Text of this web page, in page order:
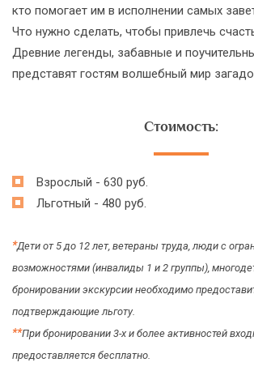
кто помогает им в исполнении самых
Что нужно сделать, чтобы привлечь
Древние легенды, забавные и
представят гостям волшебный мир
Стоимость:
Взрослый - 630 руб.
Льготный - 480 руб.
*Дети от 5 до 12 лет, ветераны труда, люди с
возможностями (инвалиды 1 и 2 группы),
бронировании экскурсии необходимо
подтверждающие льготу.
**При бронировании 3-х и более активностей
предоставляется бесплатно.